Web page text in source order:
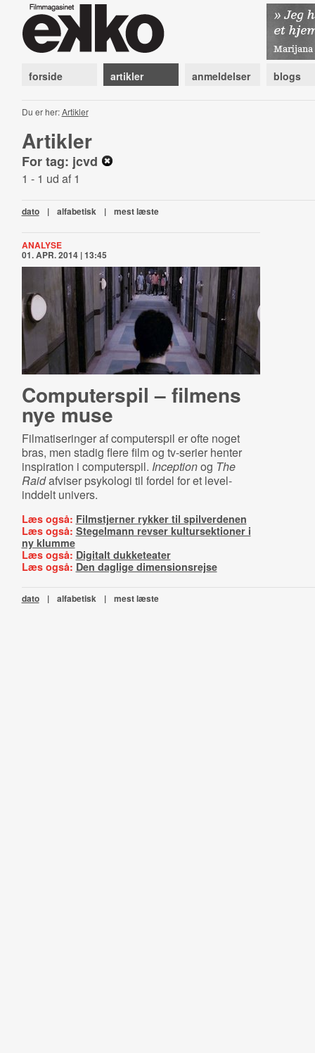
forside artikler anmeldelser blogs
Du er her:Artikler
Artikler
For tag: jcvd
1 - 1 ud af 1
dato | alfabetisk | mest læste
ANALYSE
01. APR. 2014 | 13:45
Computerspil – filmens
nye muse
Filmatiseringer af computerspil er ofte noget
bras, men stadig flere film og tv-serier henter
inspiration i computerspil. Inceptionog The
Raidafviser psykologi til fordel for et level-
inddelt univers.
Læs også: Filmstjerner rykker til spilverdenen
Læs også: Stegelmann revser kultursektioner i
ny klumme
Læs også: Digitalt dukketeater
Læs også: Den daglige dimensionsrejse
dato | alfabetisk | mest læste